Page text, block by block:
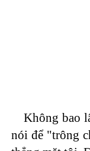
Không bao
nói để "trông